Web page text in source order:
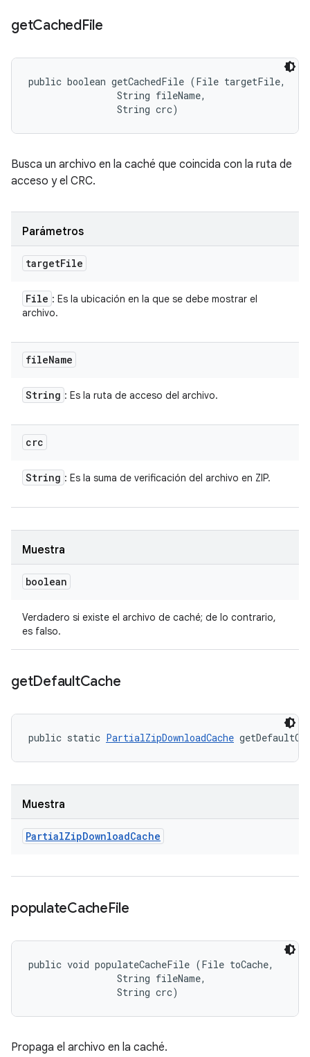
getCachedFile
public boolean getCachedFile (File targetFile,
                String fileName,
                String crc)
Busca un archivo en la caché que coincida con la ruta de
acceso y el CRC.
Parámetros
targetFile
File : Es la ubicación en la que se debe mostrar el
archivo.
fileName
String : Es la ruta de acceso del archivo.
crc
String : Es la suma de verificación del archivo en ZIP.
Muestra
boolean
Verdadero si existe el archivo de caché; de lo contrario,
es falso.
getDefaultCache
public static PartialZipDownloadCache
Muestra
PartialZipDownloadCache
populateCacheFile
public void populateCacheFile (File toCache,
                String fileName,
                String crc)
Propaga el archivo en la caché.